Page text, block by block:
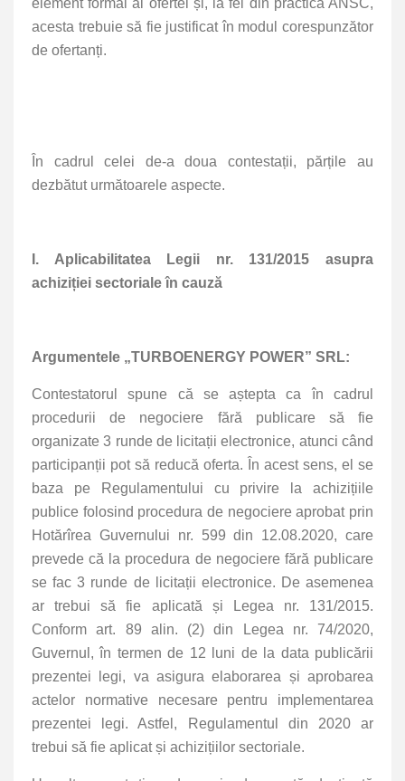
element formal al ofertei și, la fel din practica ANSC,
acesta trebuie să fie justificat în modul corespunzător
de ofertanți.
În cadrul celei de-a doua contestații, părțile au
dezbătut următoarele aspecte.
I. Aplicabilitatea Legii nr. 131/2015 asupra
achiziției sectoriale în cauză
Argumentele „TURBOENERGY POWER” SRL:
Contestatorul spune că se aștepta ca în cadrul
procedurii de negociere fără publicare să fie
organizate 3 runde de licitații electronice, atunci când
participanții pot să reducă oferta. În acest sens, el se
baza pe Regulamentului cu privire la achizițiile
publice folosind procedura de negociere aprobat prin
Hotărîrea Guvernului nr. 599 din 12.08.2020, care
prevede că la procedura de negociere fără publicare
se fac 3 runde de licitații electronice. De asemenea
ar trebui să fie aplicată și Legea nr. 131/2015.
Conform art. 89 alin. (2) din Legea nr. 74/2020,
Guvernul, în termen de 12 luni de la data publicării
prezentei legi, va asigura elaborarea și aprobarea
actelor normative necesare pentru implementarea
prezentei legi. Astfel, Regulamentul din 2020 ar
trebui să fie aplicat și achizițiilor sectoriale.